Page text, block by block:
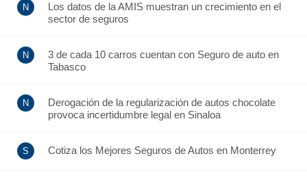
Los datos de la AMIS muestran un crecimiento en el
sector de seguros
3 de cada 10 carros cuentan con Seguro de auto en
Tabasco
Derogación de la regularización de autos chocolate
provoca incertidumbre legal en Sinaloa
Cotiza los Mejores Seguros de Autos en Monterrey